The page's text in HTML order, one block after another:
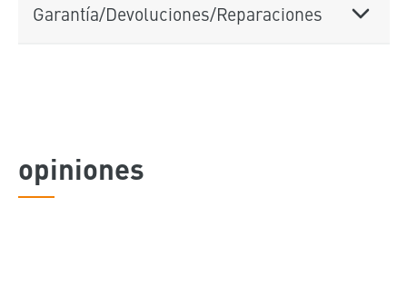
Garantía/Devoluciones/Reparaciones
opiniones